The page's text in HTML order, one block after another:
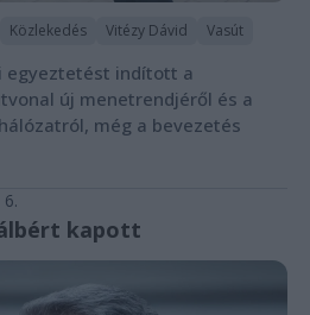
Közlekedés Vitézy Dávid Vasút
egyeztetést indított a
új menetrendjéről és a
még a bevezetés
kapott